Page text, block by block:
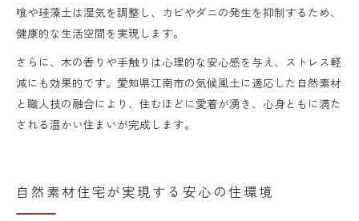
喰や珪藻土は湿気を調整し、カビやダニの発生を抑制するため、
健康的な生活空間を実現します。
さらに、木の香りや手触りは心理的な安心感を与え、ストレス軽
減にも効果的です。愛知県江南市の気候風土に適応した自然素材
と職人技の融合により、住むほどに愛着が湧き、心身ともに満た
される温かい住まいが完成します。
自然素材住宅が実現する安心の住環境